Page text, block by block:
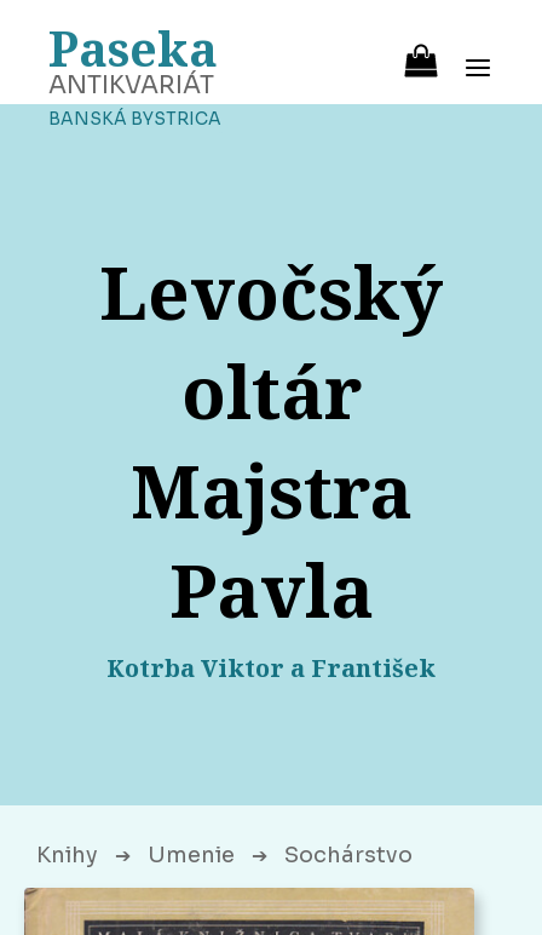
Paseka
ANTIKVARIÁT
BANSKÁ BYSTRICA
Levočský
oltár
Majstra
Pavla
Kotrba Viktor a František
Knihy ➔ Umenie ➔ Sochárstvo